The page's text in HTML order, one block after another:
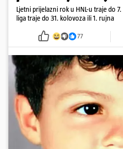
Ljetni prijelazni rok u HNL-u traje do
liga traje do 31. kolovoza ili 1. rujna
77